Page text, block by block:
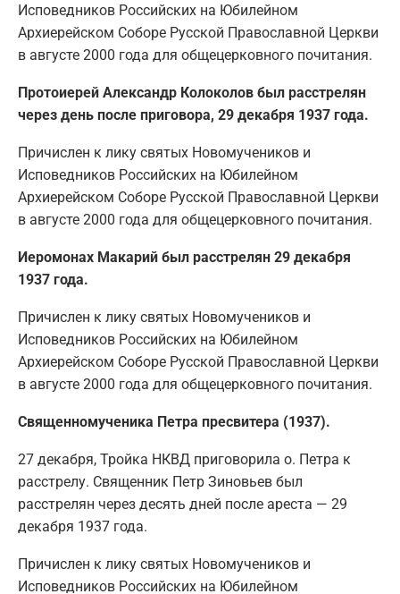
Исповедников Российских на Юбилейном
Архиерейском Соборе Русской Православной Церкви
в августе 2000 года для общецерковного почитания.
Протоиерей Александр Колоколов был расстрелян
через день после приговора, 29 декабря 1937 года.
Причислен к лику святых Новомучеников и
Исповедников Российских на Юбилейном
Архиерейском Соборе Русской Православной Церкви
в августе 2000 года для общецерковного почитания.
Иеромонах Макарий был расстрелян 29 декабря
1937 года.
Причислен к лику святых Новомучеников и
Исповедников Российских на Юбилейном
Архиерейском Соборе Русской Православной Церкви
в августе 2000 года для общецерковного почитания.
Священномученика Петра пресвитера (1937).
27 декабря, Тройка НКВД приговорила о. Петра к
расстрелу. Священник Петр Зиновьев был
расстрелян через десять дней после ареста — 29
декабря 1937 года.
Причислен к лику святых Новомучеников и
Исповедников Российских на Юбилейном